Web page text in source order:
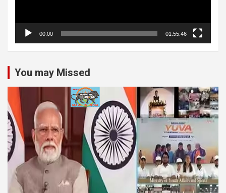
00:00 01:55:46
You may Missed